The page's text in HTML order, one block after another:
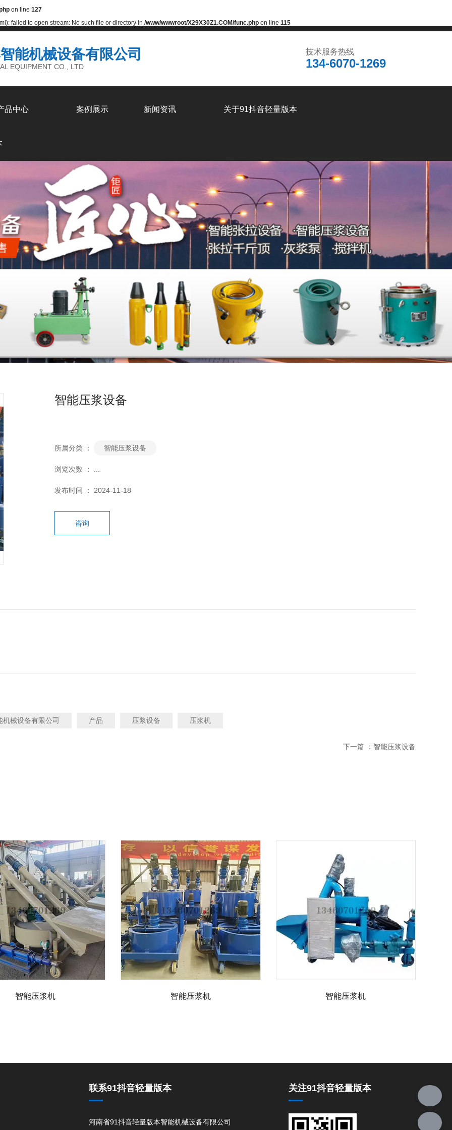
on line 127
failed to open stream: No such file or directory in /www/wwwroot/X29X30Z1.COM/func.php on line 115
能机械设备有限公司
EQUIPMENT CO., LTD
技术服务热线
134-6070-1269
品中心 案例展示 新闻资讯 关于91抖音轻量版本
智能压浆设备
所属分类 ： 智能压浆设备
浏览次数 ： ...
发布时间 ： 2024-11-18
咨询
械设备有限公司 产品 压浆设备 压浆机
下一篇 ： 智能压浆设备
智能压浆机 智能压浆机 智能压浆机
联系91抖音轻量版本
河南省91抖音轻量版本智能机械设备有限公司
关注91抖音轻量版本